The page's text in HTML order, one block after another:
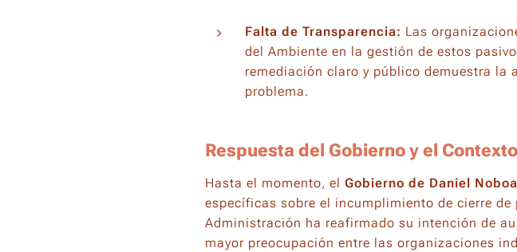
Falta de Transparencia: Las
del Ambiente en la gestión de estos
remediación claro y público demuestra la
problema.
Respuesta del Gobierno y el
Hasta el momento, el Gobierno de Daniel Noboa
específicas sobre el incumplimiento de cierre
Administración ha reafirmado su intención de
mayor preocupación entre las organizaciones